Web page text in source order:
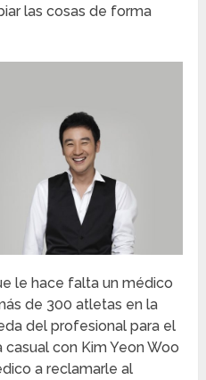
las cosas de forma
le hace falta un médico
de 300 atletas en la
del profesional para el
con Kim Yeon Woo
a reclamarle al